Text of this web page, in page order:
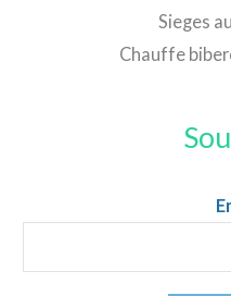
Sieges
Chauffe